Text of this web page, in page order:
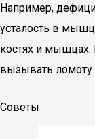
Например,
усталость в
костях и мышцах.
вызывать ломоту
Советы